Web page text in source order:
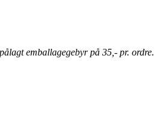
emballagegebyr på 35,- pr. ordre.